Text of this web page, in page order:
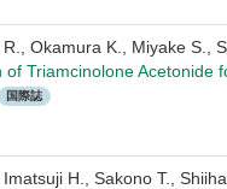
Okamura K., Miyake S.,
Triamcinolone Acetonide
国際誌
H., Sakono T.,